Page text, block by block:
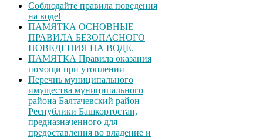
Соблюдайте правила поведения
на воде!
ПАМЯТКА ОСНОВНЫЕ
ПРАВИЛА БЕЗОПАСНОГО
ПОВЕДЕНИЯ НА ВОДЕ.
ПАМЯТКА Правила оказания
помощи при утоплении
Перечнь муниципального
имущества муниципального
района Балтачевский район
Республики Башкортостан,
предназначенного для
предоставления во владение и